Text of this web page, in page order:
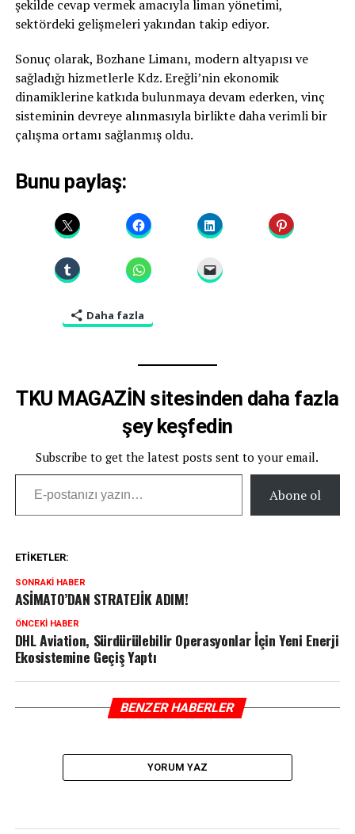
şekilde cevap vermek amacıyla liman yönetimi,
sektördeki gelişmeleri yakından takip ediyor.
Sonuç olarak, Bozhane Limanı, modern altyapısı ve
sağladığı hizmetlerle Kdz. Ereğli’nin ekonomik
dinamiklerine katkıda bulunmaya devam ederken, vinç
sisteminin devreye alınmasıyla birlikte daha verimli bir
çalışma ortamı sağlanmış oldu.
Bunu paylaş:
Daha fazla
TKU MAGAZİN sitesinden daha fazla
şey keşfedin
Subscribe to get the latest posts sent to your email.
E-postanızı yazın…
Abone ol
ETIKETLER:
SONRAKI HABER
ASİMATO’DAN STRATEJİK ADIM!
ÖNCEKI HABER
DHL Aviation, Sürdürülebilir Operasyonlar İçin Yeni Enerji
Ekosistemine Geçiş Yaptı
BENZER HABERLER
YORUM YAZ